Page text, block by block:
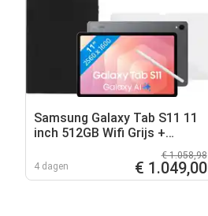
Samsung Galaxy Tab S11 11
inch 512GB Wifi Grijs +
4 dagen
€ 1.058,98
€ 1.049,00